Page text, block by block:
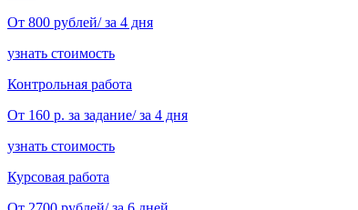
От 800 рублей/ за 4 дня
узнать стоимость
Контрольная работа
От 160 р. за задание/ за 4 дня
узнать стоимость
Курсовая работа